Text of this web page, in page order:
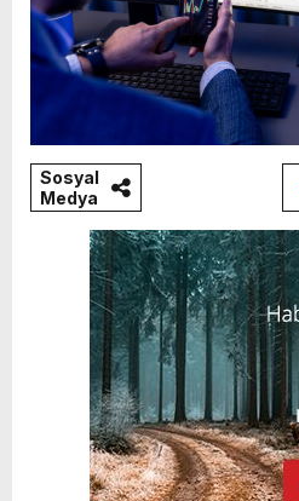
Sosyal
Medya